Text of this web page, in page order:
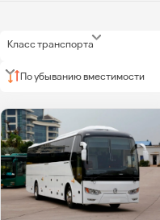
Класс транспорта
По убыванию вместимости